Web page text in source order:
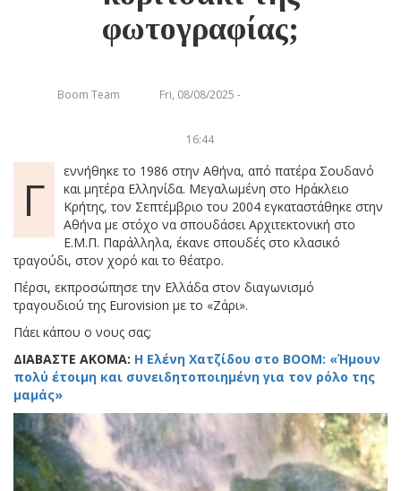
φωτογραφίας;
Boom Team Fri, 08/08/2025 -
16:44
Γ
εννήθηκε το 1986 στην Αθήνα, από πατέρα Σουδανό
και μητέρα Ελληνίδα. Μεγαλωμένη στο Ηράκλειο
Κρήτης, τον Σεπτέμβριο του 2004 εγκαταστάθηκε στην
Αθήνα με στόχο να σπουδάσει Αρχιτεκτονική στο
E.M.Π. Παράλληλα, έκανε σπουδές στο κλασικό
τραγούδι, στον χορό και το θέατρο.
Πέρσι, εκπροσώπησε την Ελλάδα στον διαγωνισμό
τραγουδιού της Eurovision με το «Ζάρι».
Πάει κάπου ο νους σας;
ΔΙΑΒΑΣΤΕ ΑΚΟΜΑ: Η Ελένη Χατζίδου στο BOOM: «Ήμουν
πολύ έτοιμη και συνειδητοποιημένη για τον ρόλο της
μαμάς»